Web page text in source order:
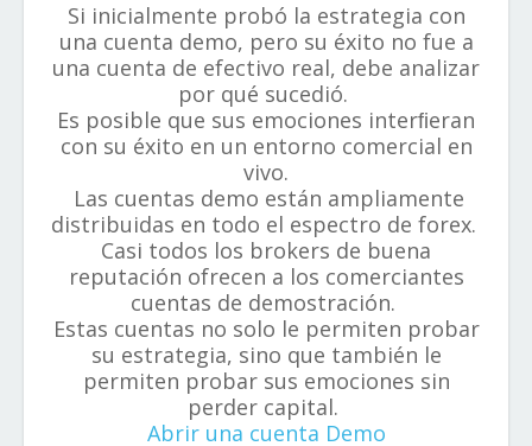
Si inicialmente probó la estrategia con
una cuenta demo, pero su éxito no fue a
una cuenta de efectivo real, debe analizar
por qué sucedió.
Es posible que sus emociones interﬁeran
con su éxito en un entorno comercial en
vivo.
Las cuentas demo están ampliamente
distribuidas en todo el espectro de forex.
Casi todos los brokers de buena
reputación ofrecen a los comerciantes
cuentas de demostración.
Estas cuentas no solo le permiten probar
su estrategia, sino que también le
permiten probar sus emociones sin
perder capital.
Abrir una cuenta Demo